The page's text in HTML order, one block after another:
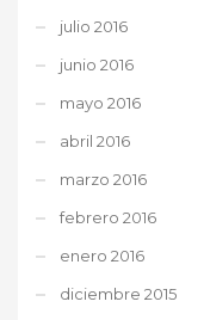
julio 2016
junio 2016
mayo 2016
abril 2016
marzo 2016
febrero 2016
enero 2016
diciembre 2015